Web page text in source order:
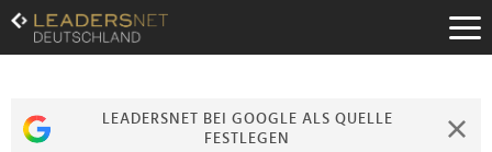
Zum
Inhalt
Zur
Zur
LEADERSNET BEI GOOGLE ALS QUELLE
FESTLEGEN